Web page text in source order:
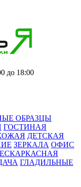
до 18:00
ОБРАЗЦЫ
ГОСТИНАЯ
ДЕТСКАЯ
ЗЕРКАЛА ОФИС
ГЛАДИЛЬНЫЕ